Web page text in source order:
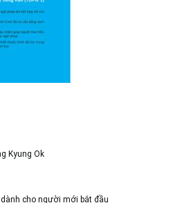
Kyung Ok
cho người mới bắt đầu